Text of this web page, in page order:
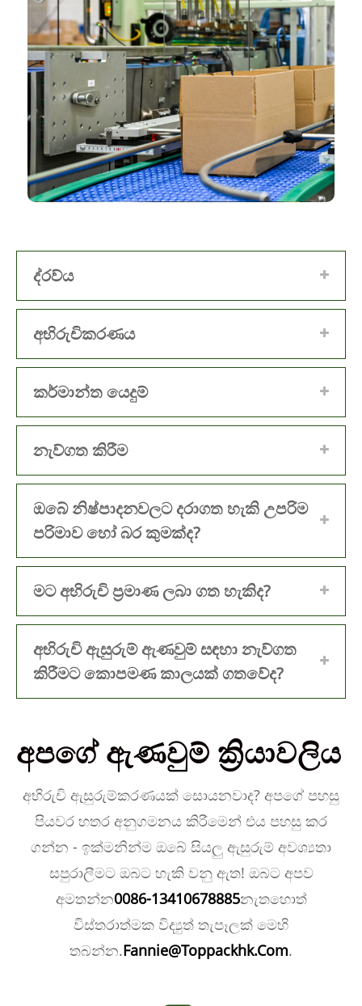
ද්රව්ය
අභිරුචිකරණය
කර්මාන්ත යෙදුම්
නැව්ගත කිරීම
ඔබේ නිෂ්පාදනවලට දරාගත හැකි උපරිම
පරිමාව හෝ බර කුමක්ද?
මට අභිරුචි ප්‍රමාණ ලබා ගත හැකිද?
අභිරුචි ඇසුරුම් ඇණවුම් සඳහා නැව්ගත
කිරීමට කොපමණ කාලයක් ගතවේද?
අපගේ ඇණවුම් ක්‍රියාවලිය
අභිරුචි ඇසුරුම්කරණයක් සොයනවාද? අපගේ පහසු
පියවර හතර අනුගමනය කිරීමෙන් එය පහසු කර
ගන්න - ඉක්මනින්ම ඔබේ සියලු ඇසුරුම් අවශ්‍යතා
සපුරාලීමට ඔබට හැකි වනු ඇත! ඔබට අපව
අමතන්න0086-13410678885නැතහොත්
විස්තරාත්මක විද්‍යුත් තැපෑලක් මෙහි
තබන්න.Fannie@Toppackhk.Com.